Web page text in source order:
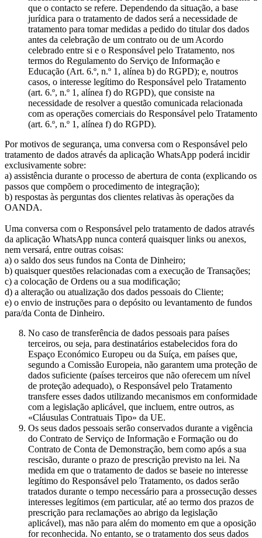
que o contacto se refere. Dependendo da situação, a base
jurídica para o tratamento de dados será a necessidade de
tratamento para tomar medidas a pedido do titular dos dados
antes da celebração de um contrato ou de um Acordo
celebrado entre si e o Responsável pelo Tratamento, nos
termos do Regulamento do Serviço de Informação e
Educação (Art. 6.º, n.º 1, alínea b) do RGPD); e, noutros
casos, o interesse legítimo do Responsável pelo Tratamento
(art. 6.º, n.º 1, alínea f) do RGPD), que consiste na
necessidade de resolver a questão comunicada relacionada
com as operações comerciais do Responsável pelo Tratamento
(art. 6.º, n.º 1, alínea f) do RGPD).
Por motivos de segurança, uma conversa com o Responsável pelo
tratamento de dados através da aplicação WhatsApp poderá incidir
exclusivamente sobre:
a) assistência durante o processo de abertura de conta (explicando os
passos que compõem o procedimento de integração);
b) respostas às perguntas dos clientes relativas às operações da
OANDA.
Uma conversa com o Responsável pelo tratamento de dados através
da aplicação WhatsApp nunca conterá quaisquer links ou anexos,
nem versará, entre outras coisas:
a) o saldo dos seus fundos na Conta de Dinheiro;
b) quaisquer questões relacionadas com a execução de Transações;
c) a colocação de Ordens ou a sua modificação;
d) a alteração ou atualização dos dados pessoais do Cliente;
e) o envio de instruções para o depósito ou levantamento de fundos
para/da Conta de Dinheiro.
No caso de transferência de dados pessoais para países
terceiros, ou seja, para destinatários estabelecidos fora do
Espaço Económico Europeu ou da Suíça, em países que,
segundo a Comissão Europeia, não garantem uma proteção de
dados suficiente (países terceiros que não oferecem um nível
de proteção adequado), o Responsável pelo Tratamento
transfere esses dados utilizando mecanismos em conformidade
com a legislação aplicável, que incluem, entre outros, as
«Cláusulas Contratuais Tipo» da UE.
Os seus dados pessoais serão conservados durante a vigência
do Contrato de Serviço de Informação e Formação ou do
Contrato de Conta de Demonstração, bem como após a sua
rescisão, durante o prazo de prescrição previsto na lei. Na
medida em que o tratamento de dados se baseie no interesse
legítimo do Responsável pelo Tratamento, os dados serão
tratados durante o tempo necessário para a prossecução desses
interesses legítimos (em particular, até ao termo dos prazos de
prescrição para reclamações ao abrigo da legislação
aplicável), mas não para além do momento em que a oposição
for reconhecida. No entanto, se o tratamento dos seus dados